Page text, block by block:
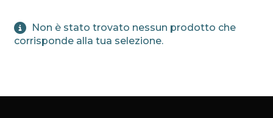
Non è stato trovato nessun prodotto che
corrisponde alla tua selezione.